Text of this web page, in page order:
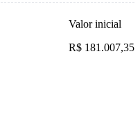
Valor inicial
R$ 181.007,35